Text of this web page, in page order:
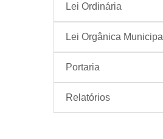
Lei Ordinária
Lei Orgânica Municipal
Portaria
Relatórios